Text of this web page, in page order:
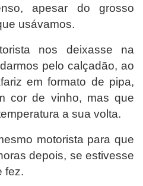
apesar do grosso
usávamos.
nos deixasse na
pelo calçadão, ao
em formato de pipa,
cor de vinho, mas que
a sua volta.
motorista para que
depois, se estivesse
fez.